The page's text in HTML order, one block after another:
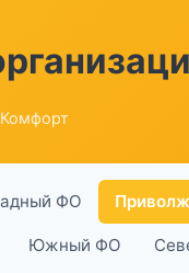
ФО
Южный ФО